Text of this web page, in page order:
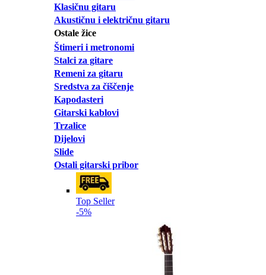
Klasičnu gitaru
Akustičnu i električnu gitaru
Ostale žice
Štimeri i metronomi
Stalci za gitare
Remeni za gitaru
Sredstva za čiščenje
Kapodasteri
Gitarski kablovi
Trzalice
Dijelovi
Slide
Ostali gitarski pribor
Top Seller
-5%